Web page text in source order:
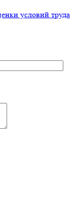
условий труда